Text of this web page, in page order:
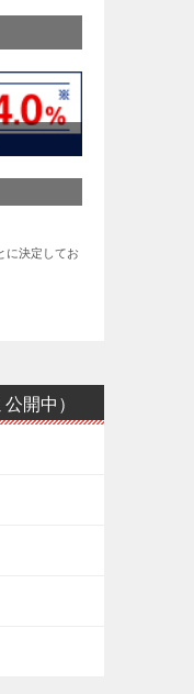
に決定してお
開中）